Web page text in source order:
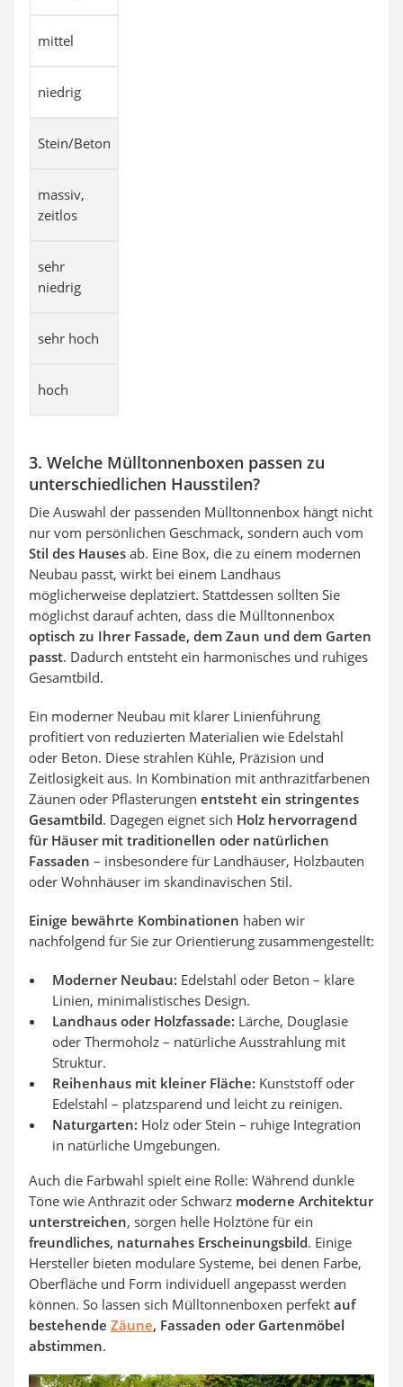
mittel
niedrig
Stein/Beton
massiv,
zeitlos
sehr
niedrig
sehr hoch
hoch
3. Welche Mülltonnenboxen passen zu
unterschiedlichen Hausstilen?
Die Auswahl der passenden Mülltonnenbox hängt nicht
nur vom persönlichen Geschmack, sondern auch vom
Stil des Hauses ab. Eine Box, die zu einem modernen
Neubau passt, wirkt bei einem Landhaus
möglicherweise deplatziert. Stattdessen sollten Sie
möglichst darauf achten, dass die Mülltonnenbox
optisch zu Ihrer Fassade, dem Zaun und dem Garten
passt. Dadurch entsteht ein harmonisches und ruhiges
Gesamtbild.
Ein moderner Neubau mit klarer Linienführung
profitiert von reduzierten Materialien wie Edelstahl
oder Beton. Diese strahlen Kühle, Präzision und
Zeitlosigkeit aus. In Kombination mit anthrazitfarbenen
Zäunen oder Pflasterungen entsteht ein stringentes
Gesamtbild. Dagegen eignet sich Holz hervorragend
für Häuser mit traditionellen oder natürlichen
Fassaden – insbesondere für Landhäuser, Holzbauten
oder Wohnhäuser im skandinavischen Stil.
Einige bewährte Kombinationen haben wir
nachfolgend für Sie zur Orientierung zusammengestellt:
Moderner Neubau: Edelstahl oder Beton – klare
Linien, minimalistisches Design.
Landhaus oder Holzfassade: Lärche, Douglasie
oder Thermoholz – natürliche Ausstrahlung mit
Struktur.
Reihenhaus mit kleiner Fläche: Kunststoff oder
Edelstahl – platzsparend und leicht zu reinigen.
Naturgarten: Holz oder Stein – ruhige Integration
in natürliche Umgebungen.
Auch die Farbwahl spielt eine Rolle: Während dunkle
Töne wie Anthrazit oder Schwarz moderne Architektur
unterstreichen, sorgen helle Holztöne für ein
freundliches, naturnahes Erscheinungsbild. Einige
Hersteller bieten modulare Systeme, bei denen Farbe,
Oberfläche und Form individuell angepasst werden
können. So lassen sich Mülltonnenboxen perfekt auf
bestehende Zäune, Fassaden oder Gartenmöbel
abstimmen.